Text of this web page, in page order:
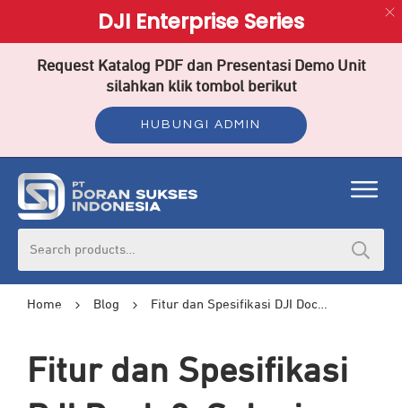
Home Blog Fitur dan Spesifikasi DJI Dock 2, Solusi Canggih untuk Inspeksi
Fitur dan Spesifikasi
DJI Enterprise Series
Request Katalog PDF dan Presentasi Demo Unit
silahkan klik tombol berikut
HUBUNGI ADMIN